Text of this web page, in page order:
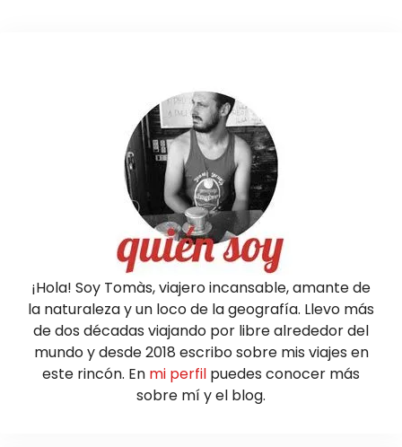
¡Hola! Soy Tomàs, viajero incansable, amante de
la naturaleza y un loco de la geografía. Llevo más
de dos décadas viajando por libre alrededor del
mundo y desde 2018 escribo sobre mis viajes en
este rincón. En mi perfil puedes conocer más
sobre mí y el blog.